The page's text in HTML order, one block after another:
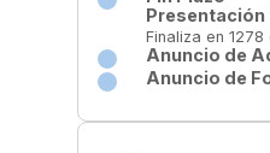
Presentación
Finaliza en 1278
Anuncio de
Anuncio de